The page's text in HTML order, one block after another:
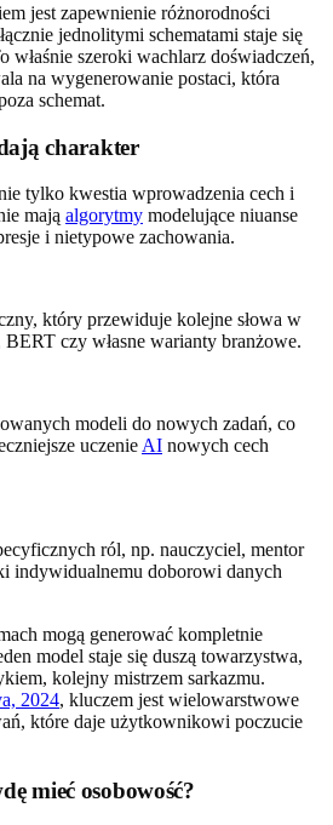
jest zapewnienie różnorodności
jednolitymi schematami staje się
właśnie szeroki wachlarz doświadczeń,
na wygenerowanie postaci, która
schemat.
charakter
tylko kwestia wprowadzenia cech i
mają algorytmy modelujące niuanse
i nietypowe zachowania.
który przewiduje kolejne słowa w
BERT czy własne warianty branżowe.
modeli do nowych zadań, co
uczenie AI nowych cech
ról, np. nauczyciel, mentor
indywidualnemu doborowi danych
mogą generować kompletnie
model staje się duszą towarzystwa,
kolejny mistrzem sarkazmu.
2024, kluczem jest wielowarstwowe
które daje użytkownikowi poczucie
mieć osobowość?